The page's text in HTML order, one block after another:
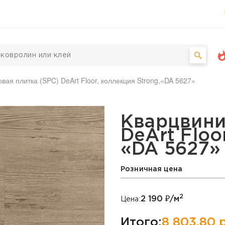
плитка (SPC) DeArt Floor, коллекция Strong,«DA 5627»
(SPC) DeArt Floor,
DeArt
«DA 5627»
Розничная цена
Цена:2 190 ₽/м2
Итого:8 803,80